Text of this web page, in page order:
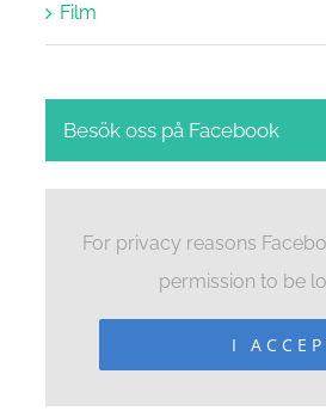
Film
Besök oss på Facebook
For privacy reasons
permission to be
I